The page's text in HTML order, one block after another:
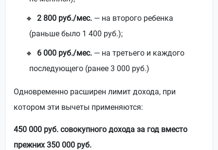
2 800 руб./мес. — на второго ребенка
(раньше было 1 400 руб.);
6 000 руб./мес. — на третьего и каждого
последующего (ранее 3 000 руб.)
Одновременно расширен лимит дохода, при
котором эти вычеты применяются:
450 000 руб. совокупного дохода за год вместо
прежних 350 000 руб.